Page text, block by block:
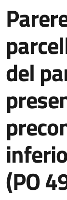
del
(PO